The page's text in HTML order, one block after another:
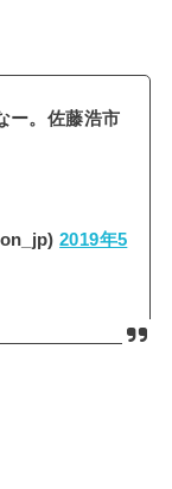
ー。佐藤浩市
2019年5